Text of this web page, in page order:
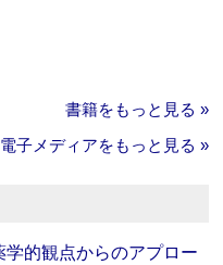
書籍をもっと見る »
電子メディアをもっと見る »
的観点からのアプロー